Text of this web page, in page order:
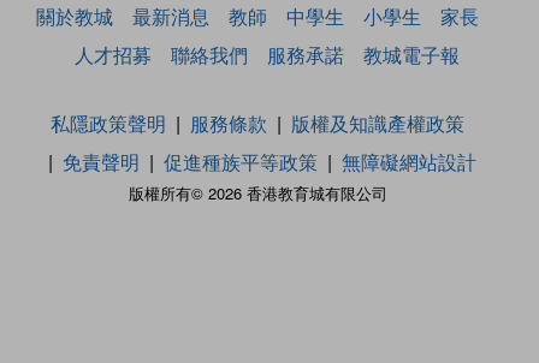
關於教城 最新消息 教師 中學生 小學生
家長
人才招募
聯絡我們 服務承諾 教城電子報
版權所有© 2026 香港教育城有限公司
私隱政策聲明 服務條款
版權及知識產權政策
免責聲明
促進種族平等政策 無障礙網站設計